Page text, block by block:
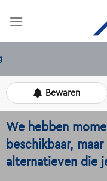
Gratis
Bewaren
We hebben
beschikbaar,
alternatieven die